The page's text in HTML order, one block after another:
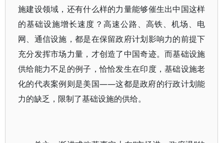
施建设领域，还有什么样的力量能够催生出中国这样
的基础设施增长速度？高速公路、高铁、机场、电
网、通信设施，都是在保留政府计划影响力的前提下
充分发挥市场力量，才创造了中国奇迹。而基础设施
供给能力不足的例子，恰恰发生在印度，基础设施老
化的代表案例则是美国——这都是政府的行政计划能
力的缺乏，限制了基础设施的供给。